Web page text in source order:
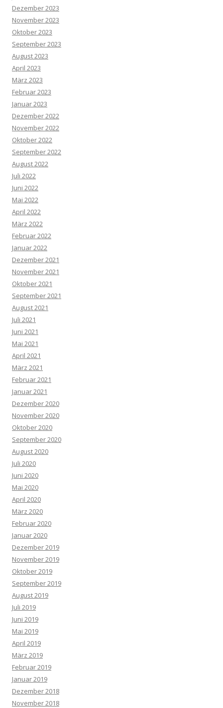
Dezember 2023
November 2023
Oktober 2023
September 2023
August 2023
April 2023
März 2023
Februar 2023
Januar 2023
Dezember 2022
November 2022
Oktober 2022
September 2022
August 2022
Juli 2022
Juni 2022
Mai 2022
April 2022
März 2022
Februar 2022
Januar 2022
Dezember 2021
November 2021
Oktober 2021
September 2021
August 2021
Juli 2021
Juni 2021
Mai 2021
April 2021
März 2021
Februar 2021
Januar 2021
Dezember 2020
November 2020
Oktober 2020
September 2020
August 2020
Juli 2020
Juni 2020
Mai 2020
April 2020
März 2020
Februar 2020
Januar 2020
Dezember 2019
November 2019
Oktober 2019
September 2019
August 2019
Juli 2019
Juni 2019
Mai 2019
April 2019
März 2019
Februar 2019
Januar 2019
Dezember 2018
November 2018